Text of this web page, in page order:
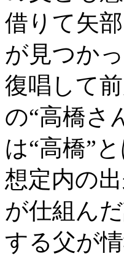
借りて矢
が見つか
復唱して
の“高橋さ
は“高橋”
想定内の
が仕組ん
する父が